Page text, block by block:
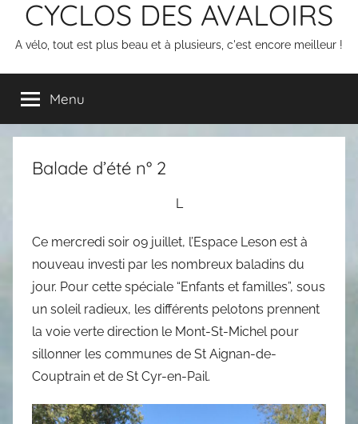
CYCLOS DES AVALOIRS
A vélo, tout est plus beau et à plusieurs, c'est encore meilleur !
Menu
Balade d’été n° 2
L
Ce mercredi soir 09 juillet, l’Espace Leson est à
nouveau investi par les nombreux baladins du
jour. Pour cette spéciale “Enfants et familles”, sous
un soleil radieux, les différents pelotons prennent
la voie verte direction le Mont-St-Michel pour
sillonner les communes de St Aignan-de-
Couptrain et de St Cyr-en-Pail.